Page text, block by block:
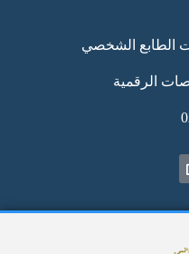
الطابع الشخصي
الرقمية